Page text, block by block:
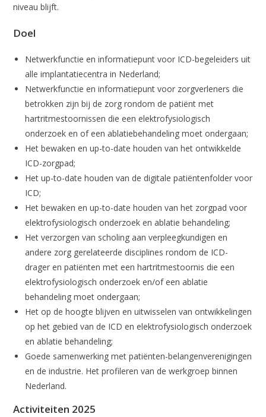
niveau blijft.
Doel
Netwerkfunctie en informatiepunt voor ICD-begeleiders uit
alle implantatiecentra in Nederland;
Netwerkfunctie en informatiepunt voor zorgverleners die
betrokken zijn bij de zorg rondom de patiënt met
hartritmestoornissen die een elektrofysiologisch
onderzoek en of een ablatiebehandeling moet ondergaan;
Het bewaken en up-to-date houden van het ontwikkelde
ICD-zorgpad;
Het up-to-date houden van de digitale patiëntenfolder voor
ICD;
Het bewaken en up-to-date houden van het zorgpad voor
elektrofysiologisch onderzoek en ablatie behandeling;
Het verzorgen van scholing aan verpleegkundigen en
andere zorg gerelateerde disciplines rondom de ICD-
drager en patiënten met een hartritmestoornis die een
elektrofysiologisch onderzoek en/of een ablatie
behandeling moet ondergaan;
Het op de hoogte blijven en uitwisselen van ontwikkelingen
op het gebied van de ICD en elektrofysiologisch onderzoek
en ablatie behandeling;
Goede samenwerking met patiënten-belangenverenigingen
en de industrie. Het profileren van de werkgroep binnen
Nederland.
Activiteiten 2025